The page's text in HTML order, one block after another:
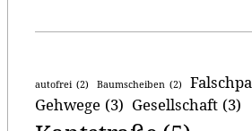
autofrei (2) Baumscheiben (2)
Gehwege (3) Gesellschaft (3)